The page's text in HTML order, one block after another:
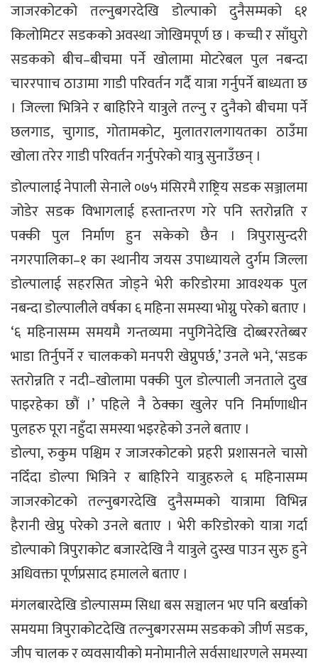
जाजरकोटको तल्नुबगरदेखि डोल्पाको दुनैसम्मको ६१
किलोमिटर सडकको अवस्था जोखिमपूर्ण छ । कच्ची र साँघुरो
सडकको बीच–बीचमा पर्ने खोलामा मोटरेबल पुल नबन्दा
चाररपााच ठाउामा गाडी परिवर्तन गर्दै यात्रा गर्नुपर्ने बाध्यता छ
। जिल्ला भित्रिने र बाहिरिने यात्रुले तल्नु र दुनैको बीचमा पर्ने
छलगाड, चुागाड, गोतामकोट, मुलातरालगायतका ठाउँमा
खोला तरेर गाडी परिवर्तन गर्नुपरेको यात्रु सुनाउँछन् ।
डोल्पालाई नेपाली सेनाले ०७५ मंसिरमै राष्ट्रिय सडक सञ्जालमा
जोडेर सडक विभागलाई हस्तान्तरण गरे पनि स्तरोन्नति र
पक्की पुल निर्माण हुन सकेको छैन । त्रिपुरासुन्दरी
नगरपालिका–१ का स्थानीय जयस उपाध्यायले दुर्गम जिल्ला
डोल्पालाई सहरसित जोड्ने भेरी करिडोरमा आवश्यक पुल
नबन्दा डोल्पालीले वर्षका ६ महिना समस्या भोग्नु परेको बताए ।
‘६ महिनासम्म समयमै गन्तव्यमा नपुगिनेदेखि दोब्बररतेब्बर
भाडा तिर्नुपर्ने र चालकको मनपरी खेप्नुपर्छ,’ उनले भने, ‘सडक
स्तरोन्नति र नदी–खोलामा पक्की पुल डोल्पाली जनताले दुख
पाइरहेका छौं ।’ पहिले नै ठेक्का खुलेर पनि निर्माणाधीन
पुलहरु पूरा नहुँदा समस्या भइरहेको उनले बताए ।
डोल्पा, रुकुम पश्चिम र जाजरकोटको प्रहरी प्रशासनले चासो
नदिँदा डोल्पा भित्रिने र बाहिरिने यात्रुहरुले ६ महिनासम्म
जाजरकोटको तल्नुबगरदेखि दुनैसम्मको यात्रामा विभिन्न
हैरानी खेप्नु परेको उनले बताए । भेरी करिडोरको यात्रा गर्दा
डोल्पाको त्रिपुराकोट बजारदेखि नै यात्रुले दुस्ख पाउन सुरु हुने
अधिवक्ता पूर्णप्रसाद हमालले बताए ।
मंगलबारदेखि डोल्पासम्म सिधा बस सञ्चालन भए पनि बर्खाको
समयमा त्रिपुराकोटदेखि तल्नुबगरसम्म सडकको जीर्ण सडक,
जीप चालक र व्यवसायीको मनोमानीले सर्वसाधारणले समस्या